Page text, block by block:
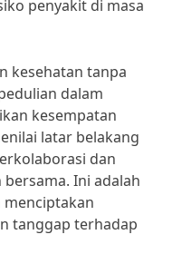
penyakit di masa
kesehatan tanpa
dalam
kesempatan
latar belakang
dan
Ini adalah
tanggap terhadap